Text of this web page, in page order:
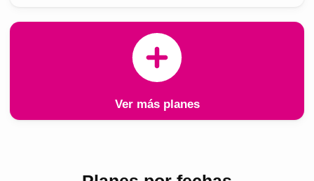
Ver más planes